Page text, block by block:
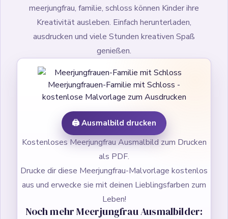
meerjungfrau, familie, schloss können Kinder ihre
Kreativität ausleben. Einfach herunterladen,
ausdrucken und viele Stunden kreativen Spaß
genießen.
Meerjungfrauen-Familie mit Schloss -
kostenlose Malvorlage zum Ausdrucken
🖨️ Ausmalbild drucken
Kostenloses Meerjungfrau Ausmalbild zum Drucken
als PDF.
Drucke dir diese Meerjungfrau-Malvorlage kostenlos
aus und erwecke sie mit deinen Lieblingsfarben zum
Leben!
Noch mehr Meerjungfrau Ausmalbilder: